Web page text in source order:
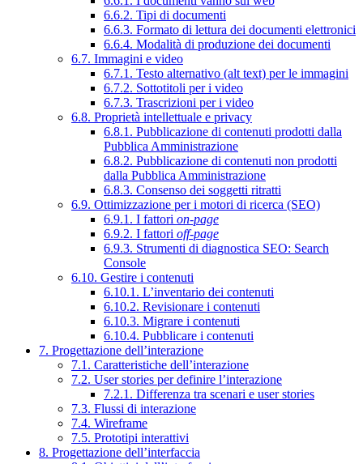
6.6.2. Tipi di documenti
6.6.3. Formato di lettura dei documenti elettronici
6.6.4. Modalità di produzione dei documenti
6.7. Immagini e video
6.7.1. Testo alternativo (alt text) per le immagini
6.7.2. Sottotitoli per i video
6.7.3. Trascrizioni per i video
6.8. Proprietà intellettuale e privacy
6.8.1. Pubblicazione di contenuti prodotti dalla
Pubblica Amministrazione
6.8.2. Pubblicazione di contenuti non prodotti
dalla Pubblica Amministrazione
6.8.3. Consenso dei soggetti ritratti
6.9. Ottimizzazione per i motori di ricerca (SEO)
6.9.1. I fattori on-page
6.9.2. I fattori off-page
6.9.3. Strumenti di diagnostica SEO: Search
Console
6.10. Gestire i contenuti
6.10.1. L’inventario dei contenuti
6.10.2. Revisionare i contenuti
6.10.3. Migrare i contenuti
6.10.4. Pubblicare i contenuti
7. Progettazione dell’interazione
7.1. Caratteristiche dell’interazione
7.2. User stories per definire l’interazione
7.2.1. Differenza tra scenari e user stories
7.3. Flussi di interazione
7.4. Wireframe
7.5. Prototipi interattivi
8. Progettazione dell’interfaccia